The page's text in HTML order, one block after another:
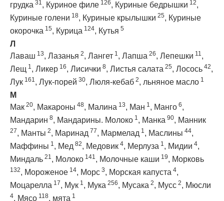
грудка 31, Куриное филе 126, Куриные бедрышки 12,
Куриные голени 18, Куриные крылышки 25, Куриные
окорочка 15, Курица 124, Кутья 5
Л
Лаваш 13, Лазанья 2, Лангет 1, Лапша 26, Лепешки 11,
Лещ 1, Ликер 16, Лисички 8, Листья салата 25, Лосось 42,
Лук 161, Лук-порей 30, Люля-кебаб 2, льняное масло 1
М
Мак 20, Макароны 48, Малина 13, Ман 1, Манго 6,
Мандарин 8, Мандарины. Молоко 1, Манка 90, Манник
27, Манты 2, Маринад 77, Мармелад 1, Маслины 44,
Маффины 1, Мед 82, Медовик 4, Мерлуза 1, Мидии 4,
Миндаль 21, Молоко 141, Молочные каши 19, Морковь
132, Мороженое 14, Морс 3, Морская капуста 4,
Моцарелла 17, Мук 1, Мука 256, Мусака 2, Мусс 2, Мюсли
4, Мясо 118, мята 1